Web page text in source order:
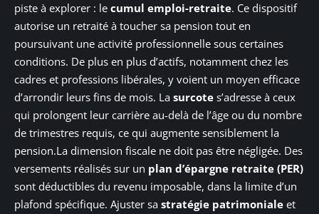
piste à explorer : le cumul emploi-retraite. Ce dispositif
autorise un retraité à toucher sa pension tout en
poursuivant une activité professionnelle sous certaines
conditions. De plus en plus d’actifs, notamment chez les
cadres et professions libérales, y voient un moyen efficace
d’arrondir leurs fins de mois. La surcote s’adresse à ceux
qui prolongent leur carrière au-delà de l’âge ou du nombre
de trimestres requis, ce qui augmente sensiblement la
pension.La dimension fiscale ne doit pas être négligée. Des
versements réalisés sur un plan d’épargne retraite (PER)
sont déductibles du revenu imposable, dans la limite d’un
plafond spécifique. Ajuster sa stratégie patrimoniale et